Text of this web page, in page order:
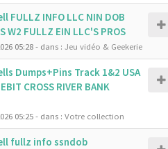
FULLZ INFO LLC NIN DOB
W2 FULLZ EIN LLC'S PROS
05:28- dans : Jeu vidéo & Geekerie
Dumps+Pins Track 1&2 USA
CROSS RIVER BANK
05:25- dans : Votre collection
fullz info ssndob